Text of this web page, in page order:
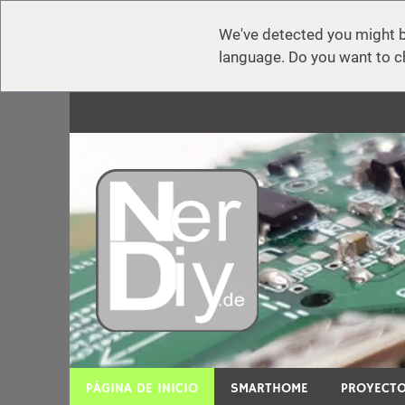
We've detected you might
language. Do you want to
En nerdiy.de, todo gira en torno a la
PÁGINA DE INICIO SMARTHOME